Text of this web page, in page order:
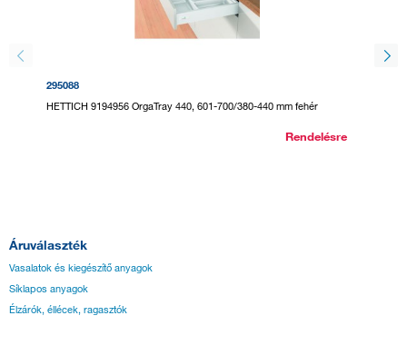
295088
HETTICH 9194956 OrgaTray 440, 601-700/380-440 mm fehér
Rendelésre
Áruválaszték
Vasalatok és kiegészítő anyagok
Síklapos anyagok
Élzárók, éllécek, ragasztók